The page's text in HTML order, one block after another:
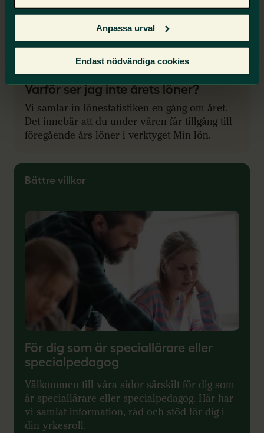
Anpassa urval
Endast nödvändiga cookies
Ha koll på löneläget via vår mest populära
medlemsförmån Min lön och förbered dig med vår
checklista inför lönesamtalet.
Varför ser jag inte årets löner?
Vi samlar in lönestatistiken en gång om året.
Det innebär att du under våren får tillgång till
föregående års löner i verktyget Min lön.
Bättre villkor
För dig som är speciallärare eller
specialpedagog
Välkommen till våra sidor särskilt för dig som
är speciallärare eller specialpedagog. Här har
vi samlat information, råd och stöd för dig i
din yrkesroll.